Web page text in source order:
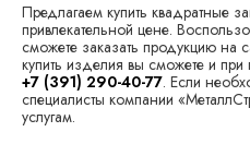
Предлагаем купить квадратные
привлекательной цене.
сможете заказать продукцию на
купить изделия вы сможете и
+7 (391) 290-40-77. Если
специалисты компании
услугам.